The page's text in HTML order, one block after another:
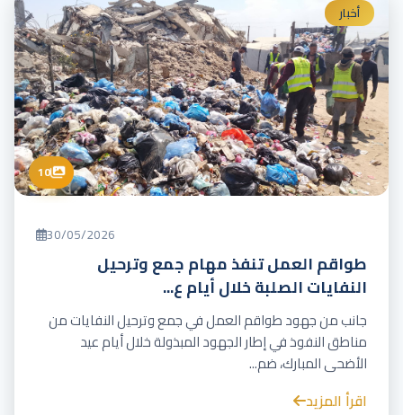
أخبار
10
30/05/2026
طواقم العمل تنفذ مهام جمع وترحيل
النفايات الصلبة خلال أيام ع...
جانب من جهود طواقم العمل في جمع وترحيل النفايات من
مناطق النفوذ في إطار الجهود المبذولة خلال أيام عيد
الأضحى المبارك، ضم...
اقرأ المزيد